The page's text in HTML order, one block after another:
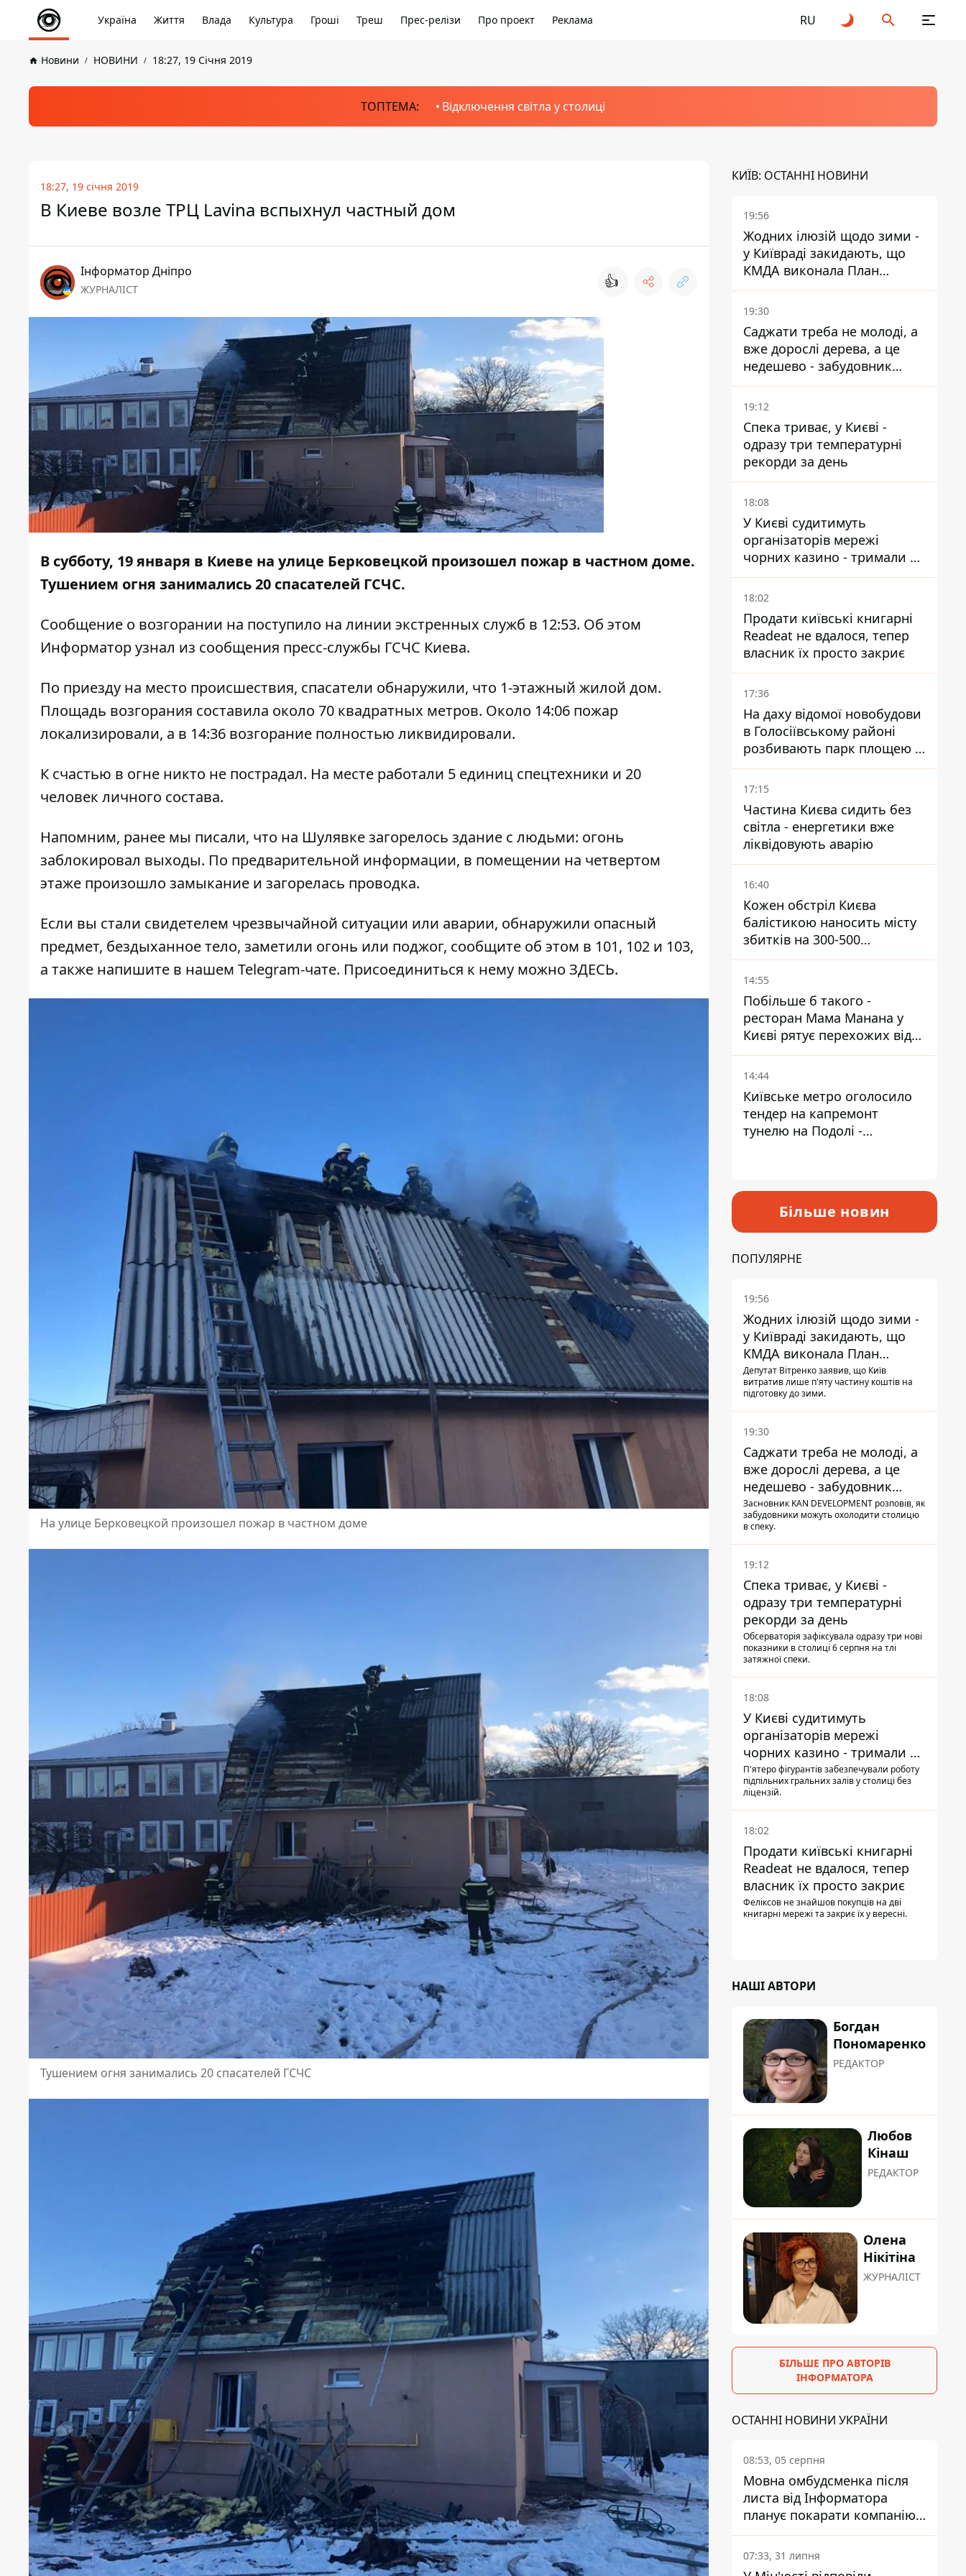
Україна Життя Влада Культура Гроші Треш Прес-релізи Про проект Реклама RU
Новини НОВИНИ 18:27, 19 Січня 2019
ТОПТЕМА: Відключення світла у столиці
18:27, 19 січня 2019
В Киеве возле ТРЦ Lavina вспыхнул частный дом
Інформатор Дніпро
ЖУРНАЛІСТ 👍
В субботу, 19 января в Киеве на улице Берковецкой произошел пожар в частном доме.
Тушением огня занимались 20 спасателей ГСЧС.
Сообщение о возгорании на поступило на линии экстренных служб в 12:53. Об этом
Информаторузнал из сообщения пресс-службы ГСЧС Киева.
По приезду на место происшествия, спасатели обнаружили, что 1-этажный жилой дом.
Площадь возгорания составила около 70 квадратных метров. Около 14:06 пожар
локализировали, а в 14:36 возгорание полностью ликвидировали.
К счастью в огне никто не пострадал. На месте работали 5 единиц спецтехники и 20
человек личного состава.
Напомним, ранее мы писали, что на Шулявке загорелось здание с людьми: огонь
заблокировал выходы. По предварительной информации, в помещении на четвертом
этаже произошло замыкание и загорелась проводка.
Если вы стали свидетелем чрезвычайной ситуации или аварии, обнаружили опасный
предмет, бездыханное тело, заметили огонь или поджог, сообщите об этом в 101, 102 и 103,
а также напишите в нашем Telegram-чате. Присоединиться к нему можно ЗДЕСЬ.
На улице Берковецкой произошел пожар в частном доме
Тушением огня занимались 20 спасателей ГСЧС
КИЇВ: ОСТАННІ НОВИНИ
19:56
Жодних ілюзій щодо зими -
у Київраді закидають, що
КМДА виконала План
стійкості на 20%
19:30
Саджати треба не молоді, а
вже дорослі дерева, а це
недешево - забудовник
Ніконов
19:12
Спека триває, у Києві -
одразу три температурні
рекорди за день
18:08
У Києві судитимуть
організаторів мережі
чорних казино - тримали 39
закладів
18:02
Продати київські книгарні
Readeat не вдалося, тепер
власник їх просто закриє
17:36
На даху відомої новобудови
в Голосіївському районі
розбивають парк площею в
гектар
17:15
Частина Києва сидить без
світла - енергетики вже
ліквідовують аварію
16:40
Кожен обстріл Києва
балістикою наносить місту
збитків на 300-500
мільйонів - Петро
Пантелеєв
14:55
Побільше б такого -
ресторан Мама Манана у
Києві рятує перехожих від
спеки
14:44
Київське метро оголосило
тендер на капремонт
тунелю на Подолі -
Більше новин
ПОПУЛЯРНЕ
19:56
Жодних ілюзій щодо зими -
у Київраді закидають, що
КМДА виконала План
стійкості на 20%
Депутат Вітренко заявив, що Київ
витратив лише п'яту частину коштів на
підготовку до зими.
19:30
Саджати треба не молоді, а
вже дорослі дерева, а це
недешево - забудовник
Ніконов
Засновник KAN DEVELOPMENT розповів, як
забудовники можуть охолодити столицю
в спеку.
19:12
Спека триває, у Києві -
одразу три температурні
рекорди за день
Обсерваторія зафіксувала одразу три нові
показники в столиці 6 серпня на тлі
затяжної спеки.
18:08
У Києві судитимуть
організаторів мережі
чорних казино - тримали 39
закладів
П'ятеро фігурантів забезпечували роботу
підпільних гральних залів у столиці без
ліцензій.
18:02
Продати київські книгарні
Readeat не вдалося, тепер
власник їх просто закриє
Феліксов не знайшов покупців на дві
книгарні мережі та закриє їх у вересні.
НАШІ АВТОРИ
Богдан
Пономаренко
РЕДАКТОР
Любов
Кінаш
РЕДАКТОР
Олена
Нікітіна
ЖУРНАЛІСТ
БІЛЬШЕ ПРО АВТОРІВ
ІНФОРМАТОРА
ОСТАННІ НОВИНИ УКРАЇНИ
08:53, 05 серпня
Мовна омбудсменка після
листа від Інформатора
планує покарати компанію-
підрядника ПриватБанку
07:33, 31 липня